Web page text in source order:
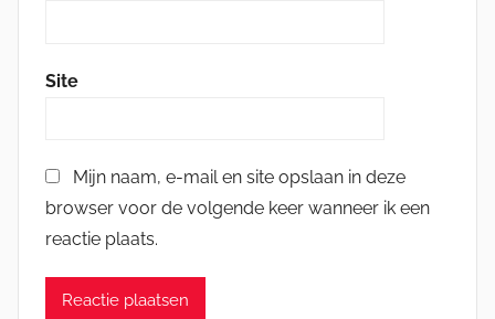
Site
Mijn naam, e-mail en site opslaan in deze
browser voor de volgende keer wanneer ik een
reactie plaats.